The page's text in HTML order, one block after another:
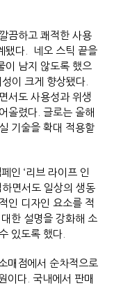
끔하고 쾌적한 사용
됐다. 네오 스틱 끝을
이 남지 않도록 했으
이 크게 향상됐다.
서도 사용성과 위생
올렸다. 글로는 올해
기술을 확대 적용할
인 ‘리브 라이프 인
면서도 일상의 생동
인 디자인 요소를 적
한 설명을 강화해 소
있도록 했다.
매점에서 순차적으로
이다. 국내에서 판매